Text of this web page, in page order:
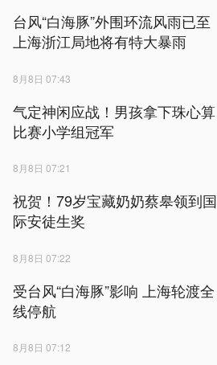
台风“白海豚”外围环流风雨已至
上海浙江局地将有特大暴雨
8月8日 07:43
气定神闲应战！男孩拿下珠心算
比赛小学组冠军
8月8日 07:21
祝贺！79岁宝藏奶奶蔡皋领到国
际安徒生奖
8月8日 07:22
受台风“白海豚”影响 上海轮渡全
线停航
8月8日 07:12